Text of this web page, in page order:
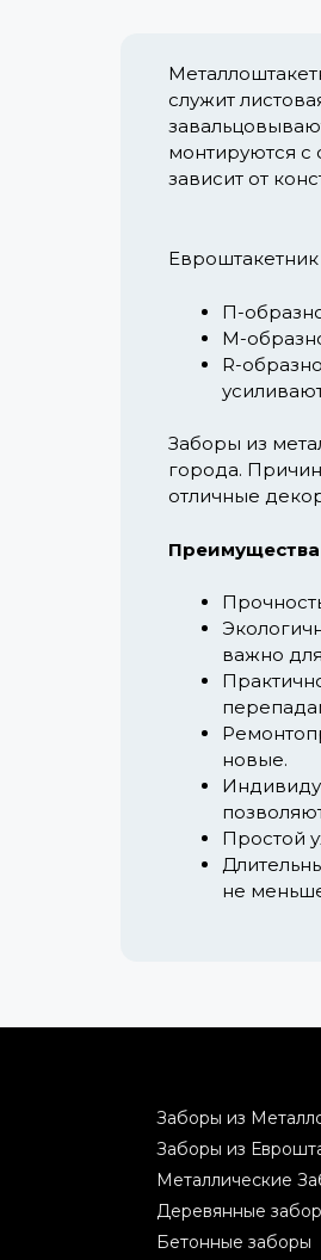
служит
монтируются с
зависит от
П-
М-
R-
Заборы из
города.
отличные
важно
новые.
Простой
не
Заборы из
Заборы из
Металлические
Деревянные
Бетонные заборы